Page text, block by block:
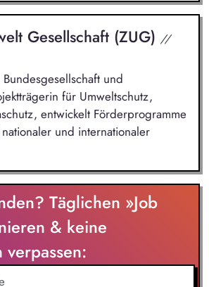
Gesellschaft (ZUG) //
und
für Umweltschutz,
entwickelt Förderprogramme
und internationaler
Täglichen »Job
& keine